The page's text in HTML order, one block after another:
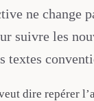
ne change
suivre les
textes
dire repérer